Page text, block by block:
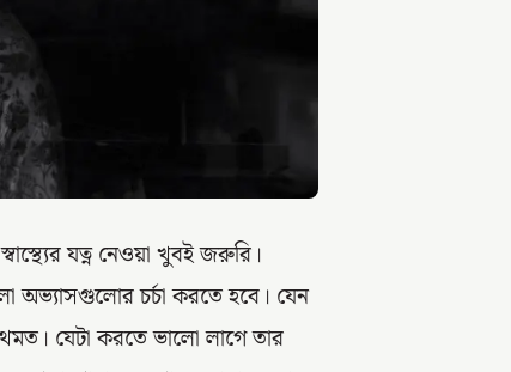
যত্ন নেওয়া খুবই জরুরি।
অভ্যাসগুলোর চর্চা করতে হবে। যেন
যেটা করতে ভালো লাগে তার